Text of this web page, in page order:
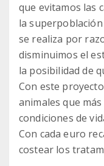
que evitamos las
la
se realiza por
disminuimos el
la posibilidad de
Con este
animales que
condiciones de
Con cada euro
costear los